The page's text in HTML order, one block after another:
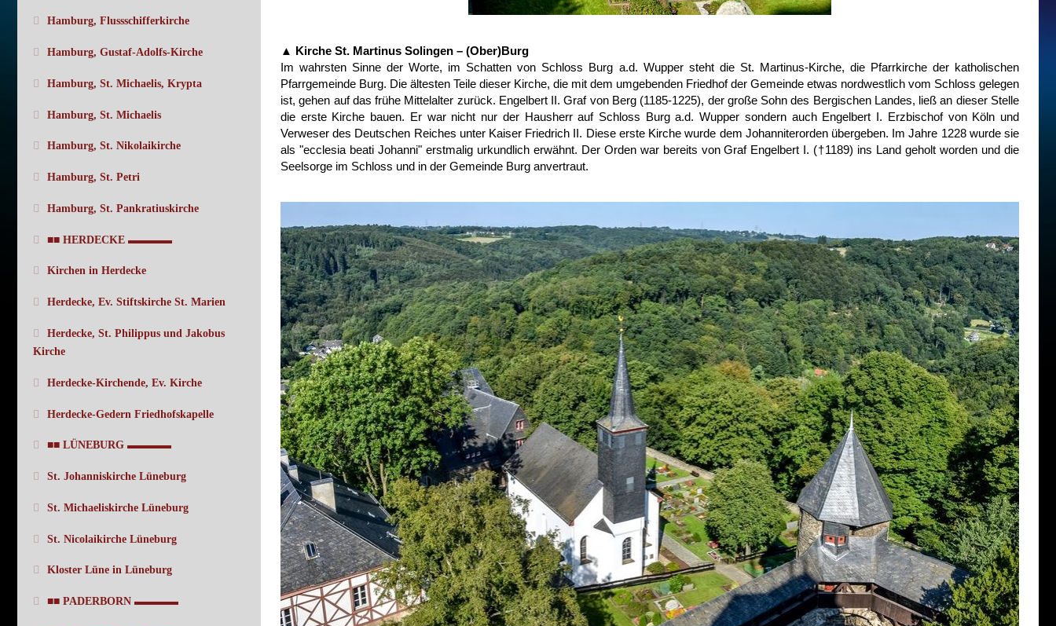
Hamburg, Flussschifferkirche
Hamburg, Gustaf-Adolfs-Kirche
Hamburg, St. Michaelis, Krypta
Hamburg, St. Michaelis
Hamburg, St. Nikolaikirche
Hamburg, St. Petri
Hamburg, St. Pankratiuskirche
■■ HERDECKE ▬▬▬▬
Kirchen in Herdecke
Herdecke, Ev. Stiftskirche St. Marien
Herdecke, St. Philippus und Jakobus
Kirche
Herdecke-Kirchende, Ev. Kirche
Herdecke-Gedern Friedhofskapelle
■■ LÜNEBURG ▬▬▬▬
St. Johanniskirche Lüneburg
St. Michaeliskirche Lüneburg
St. Nicolaikirche Lüneburg
Kloster Lüne in Lüneburg
■■ PADERBORN ▬▬▬▬
▲ Kirche St. Martinus Solingen – (Ober)Burg
Im wahrsten Sinne der Worte, im Schatten von Schloss Burg a.d. Wupper steht die St. Martinus-Kirche, die Pfarrkirche der katholischen
Pfarrgemeinde Burg. Die ältesten Teile dieser Kirche, die mit dem umgebenden Friedhof der Gemeinde etwas nordwestlich vom Schloss gelegen
ist, gehen auf das frühe Mittelalter zurück. Engelbert II. Graf von Berg (1185-1225), der große Sohn des Bergischen Landes, ließ an dieser Stelle
die erste Kirche bauen. Er war nicht nur der Hausherr auf Schloss Burg a.d. Wupper sondern auch Engelbert I. Erzbischof von Köln und
Verweser des Deutschen Reiches unter Kaiser Friedrich II. Diese erste Kirche wurde dem Johanniterorden übergeben. Im Jahre 1228 wurde sie
als "ecclesia beati Johanni" erstmalig urkundlich erwähnt. Der Orden war bereits von Graf Engelbert I. (†1189) ins Land geholt worden und die
Seelsorge im Schloss und in der Gemeinde Burg anvertraut.